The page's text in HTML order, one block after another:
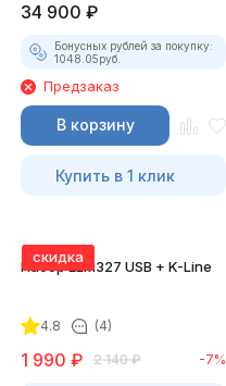
34 900 ₽
Бонусных рублей за покупку:
1048.05руб.
Предзаказ
В корзину
Купить в 1 клик
скидка
Набор ELM327 USB + K-Line
4.8 (4)
1 990 ₽ 2 140 ₽ -7%